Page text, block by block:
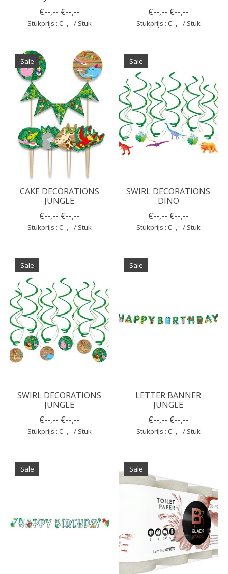
€--,-- €--,--
Stukprijs : €--,-- / Stuk
€--,-- €--,--
Stukprijs : €--,-- / Stuk
Sale
CAKE DECORATIONS
JUNGLE
€--,-- €--,--
Stukprijs : €--,-- / Stuk
Sale
SWIRL DECORATIONS
DINO
€--,-- €--,--
Stukprijs : €--,-- / Stuk
Sale
SWIRL DECORATIONS
JUNGLE
€--,-- €--,--
Stukprijs : €--,-- / Stuk
Sale
LETTER BANNER
JUNGLE
€--,-- €--,--
Stukprijs : €--,-- / Stuk
Sale Sale